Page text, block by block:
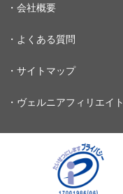
・会社概要
・よくある質問
・サイトマップ
・ヴェルニアフィリエイト